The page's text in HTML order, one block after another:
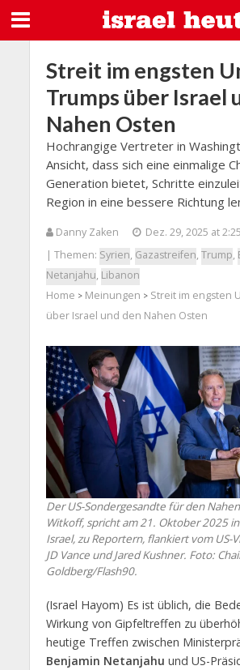
Streit im engsten
Trumps über Israel
Nahen Osten
Hochrangige Vertreter in
Ansicht, dass sich eine einmalige
Generation bietet, Schritte
Region in eine bessere Richtung
Danny Zaken
Dez. 29, 2025 at
| Themen: Syrien, Gazastreifen, Trump,
Netanjahu, Libanon
Home > Meinungen > Streit im engsten
über Israel und den Nahen Osten
Der US-Sondergesandte für den
Witkoff, spricht am 21. Oktober 2025
Israel, zu Reportern, flankiert vom US-
JD Vance und Jared Kushner. Foto:
Goldberg/Flash90.
(Israel Hayom) Es ist üblich, die
Wirkung von Gipfeltreffen zu
heutige Treffen zwischen
Benjamin Netanjahu und US-